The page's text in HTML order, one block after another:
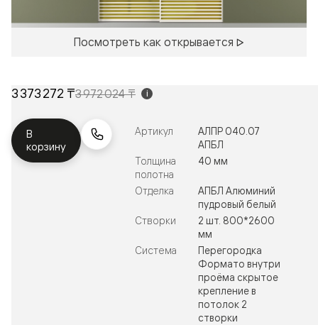
Посмотреть как открывается
3 373 272 ₸3 972 024 ₸ i
В
корзину
Артикул
АЛПР 040.07
АПБЛ
Толщина
полотна
40 мм
Отделка
АПБЛ Алюминий
пудровый белый
Створки
2 шт. 800*2600
мм
Система
Перегородка
Формато внутри
проёма скрытое
крепление в
потолок 2
створки